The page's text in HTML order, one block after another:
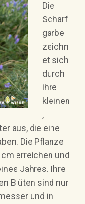
Die
Scharf
garbe
zeichn
et sich
durch
ihre
kleinen
,
aus, die eine
Die Pflanze
erreichen und
Jahres. Ihre
Blüten sind nur
und in